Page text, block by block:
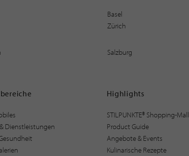
Basel
Zürich
Salzburg
Dienstleistungen
Highlights
STILPUNKTE® Shopping-Mall
Product Guide
Angebote & Events
Kulinarische Rezepte